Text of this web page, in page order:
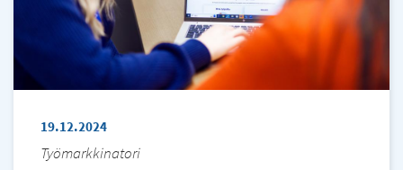
19.12.2024
Työmarkkinatori